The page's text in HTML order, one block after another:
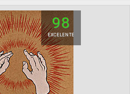
98
EXCELENTE